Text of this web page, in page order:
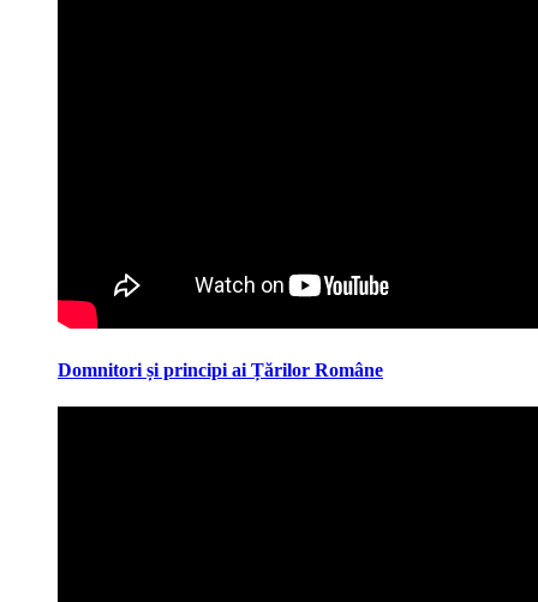
Domnitori și principi ai Țărilor Române